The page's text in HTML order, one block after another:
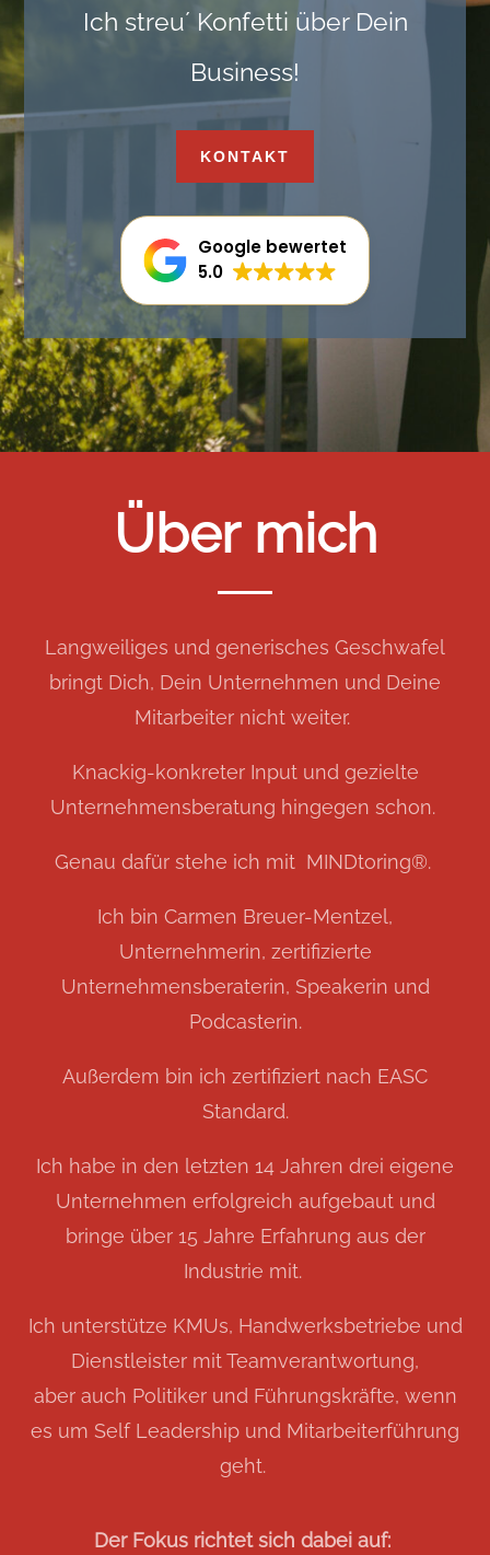
Ich streu´ Konfetti über Dein
Business!
KONTAKT
Google bewertet
5.0
Über mich
Langweiliges und generisches Geschwafel
bringt Dich, Dein Unternehmen und Deine
Mitarbeiter nicht weiter.
Knackig-konkreter Input und gezielte
Unternehmensberatung hingegen schon.
Genau dafür stehe ich mit MINDtoring®️.
Ich bin Carmen Breuer-Mentzel,
Unternehmerin, zertifizierte
Unternehmensberaterin, Speakerin und
Podcasterin.
Außerdem bin ich zertifiziert nach EASC
Standard.
Ich habe in den letzten 14 Jahren drei eigene
Unternehmen erfolgreich aufgebaut und
bringe über 15 Jahre Erfahrung aus der
Industrie mit.
Ich unterstütze KMUs, Handwerksbetriebe und
Dienstleister mit Teamverantwortung,
aber auch Politiker und Führungskräfte, wenn
es um Self Leadership und Mitarbeiterführung
geht.
Der Fokus richtet sich dabei auf: